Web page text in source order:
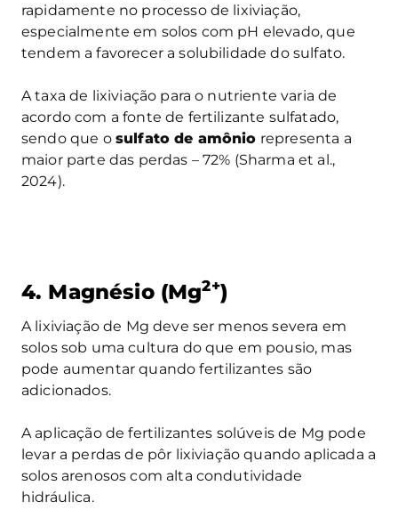
rapidamente no processo de lixiviação,
especialmente em solos com pH elevado, que
tendem a favorecer a solubilidade do sulfato.
A taxa de lixiviação para o nutriente varia de
acordo com a fonte de fertilizante sulfatado,
sendo que o sulfato de amônio representa a
maior parte das perdas – 72% (Sharma et al.,
2024).
4. Magnésio (Mg2+)
A lixiviação de Mg deve ser menos severa em
solos sob uma cultura do que em pousio, mas
pode aumentar quando fertilizantes são
adicionados.
A aplicação de fertilizantes solúveis de Mg pode
levar a perdas de pôr lixiviação quando aplicada a
solos arenosos com alta condutividade
hidráulica.